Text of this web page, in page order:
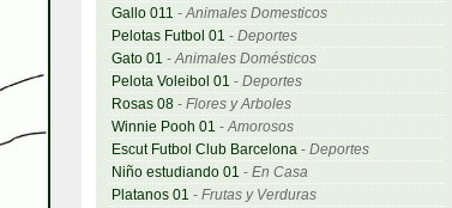
Gallo 011 -Animales Domesticos
Pelotas Futbol 01 - Deportes
Gato 01 -Animales Domésticos
Pelota Voleibol 01 - Deportes
Rosas 08- Flores y Arboles
Winnie Pooh 01 -Amorosos
Escut Futbol Club Barcelona- Deportes
Niño estudiando 01 - En Casa
Platanos 01 - Frutas y Verduras